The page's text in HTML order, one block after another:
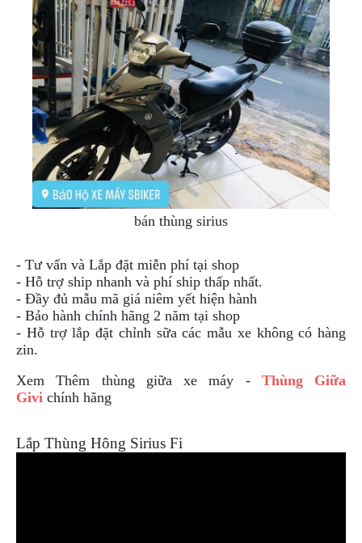
bán thùng sirius
- Tư vấn và Lắp đặt miễn phí tại shop
- Hỗ trợ ship nhanh và phí ship thấp nhất.
- Đầy đủ mẫu mã giá niêm yết hiện hành
- Bảo hành chính hãng 2 năm tại shop
- Hỗ trợ lắp đặt chỉnh sữa các mẫu xe không có hàng
zin.
Xem Thêm thùng giữa xe máy - Thùng Giữa
Givi chính hãng
Lắp Thùng Hông Sirius Fi